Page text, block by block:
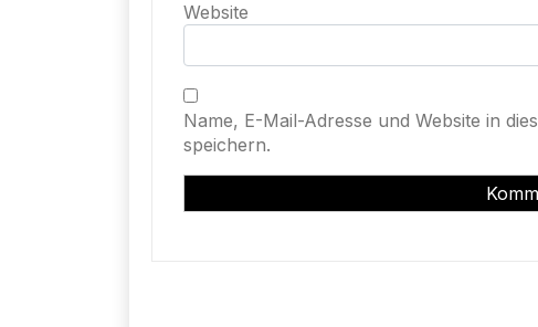
Website
Name, E-Mail-Adresse und Website in
speichern.